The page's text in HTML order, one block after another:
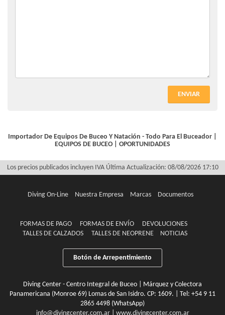
ENVIAR
Importador De Equipos De Buceo Y Natación - Todo Para El Buceador |
EQUIPOS DE BUCEO
OPORTUNIDADES
Los precios publicados incluyen IVA Última Actualización: 08/08/2026 17:10
Diving On-Line Nuestra Empresa Marcas Documentos
FORMAS DE PAGO FORMAS DE ENVÍO
DEVOLUCIONES
TALLES DE CALZADOS
TALLES DE NEOPRENE NOTICIAS
Botón de Arrepentimiento
Diving Center - Centro Integral de Buceo | Márquez y Colectora
Panamericana (Monroe 69) Lomas de San Isidro. CP: 1609. | Tel: +54 9 11
2865 4498 (WhatsApp)
info@divingcenter.com.ar| www.divingcenter.com.ar